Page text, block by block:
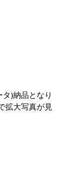
)納品となり
拡大写真が見